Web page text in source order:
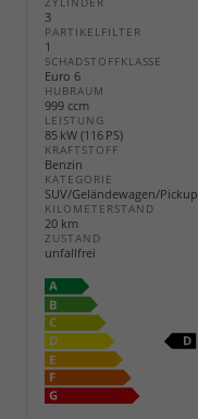
3
PARTIKELFILTER
1
SCHADSTOFFKLASSE
Euro 6
HUBRAUM
999 ccm
LEISTUNG
85 kW (116 PS)
KRAFTSTOFF
Benzin
KATEGORIE
SUV/Geländewagen/Pickup
KILOMETERSTAND
20 km
ZUSTAND
unfallfrei